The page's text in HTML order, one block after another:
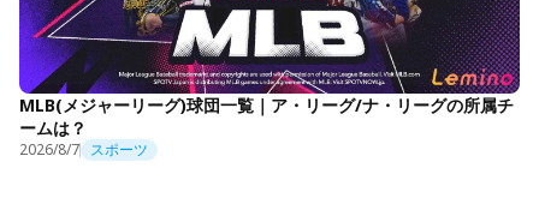
MLB(メジャーリーグ)球団一覧｜ア・リーグ/ナ・リーグの所属チ
ームは？
2026/8/7 スポーツ